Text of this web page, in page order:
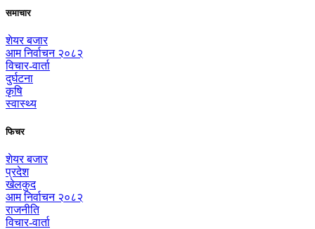
समाचार
शेयर बजार
आम निर्वाचन २०८२
विचार-वार्ता
दुर्घटना
कृषि
स्वास्थ्य
फिचर
शेयर बजार
प्रदेश
खेलकुद
आम निर्वाचन २०८२
राजनीति
विचार-वार्ता